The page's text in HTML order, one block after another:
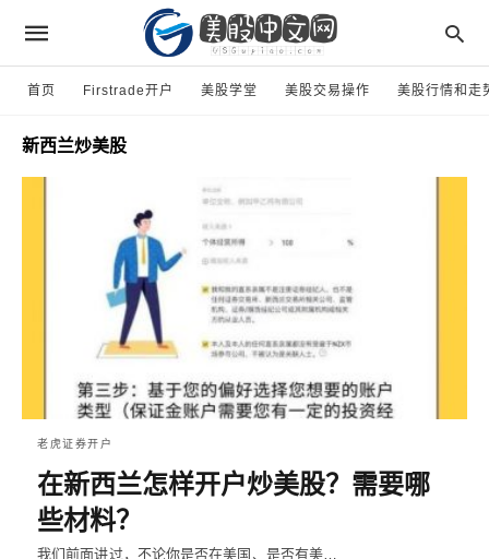
首页 Firstrade开户 美股学堂 美股交易操作 美股行情和走
新西兰炒美股
老虎证券开户
在新西兰怎样开户炒美股？需要哪
些材料？
我们前面讲过，不论你是否在美国、是否有美…